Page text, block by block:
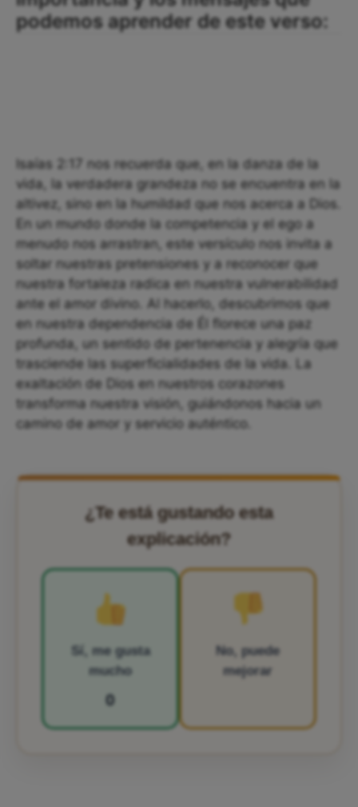
podemos aprender de este verso:
Isaías 2:17 nos recuerda que, en la danza de la
vida, la verdadera grandeza no se encuentra en la
altivez, sino en la humildad que nos acerca a Dios.
En un mundo donde la competencia y el ego a
menudo nos arrastran, este versículo nos invita a
soltar nuestras pretensiones y a reconocer que
nuestra fortaleza radica en nuestra vulnerabilidad
ante el amor divino. Al hacerlo, descubrimos que
en nuestra dependencia de Él florece una paz
profunda, un sentido de pertenencia y alegría que
trasciende las superficialidades de la vida. La
exaltación de Dios en nuestros corazones
transforma nuestra visión, guiándonos hacia un
camino de amor y servicio auténtico.
¿Te está gustando esta
explicación?
Sí, me gusta
mucho
0
No, puede
mejorar